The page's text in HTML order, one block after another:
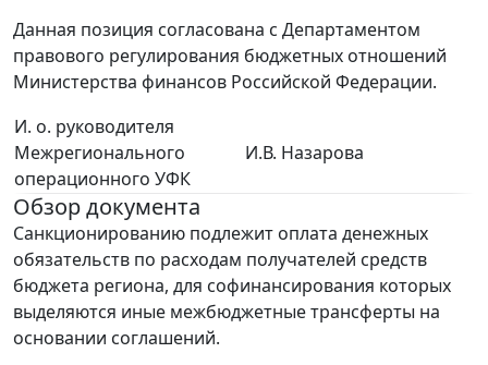
Данная позиция согласована с Департаментом
правового регулирования бюджетных отношений
Министерства финансов Российской Федерации.
И. о. руководителя
Межрегионального
операционного УФК
И.В. Назарова
Обзор документа
Санкционированию подлежит оплата денежных
обязательств по расходам получателей средств
бюджета региона, для софинансирования которых
выделяются иные межбюджетные трансферты на
основании соглашений.